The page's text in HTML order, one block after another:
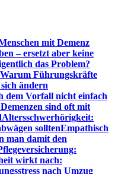
mit Demenz
– ersetzt aber keine
das Problem?
Führungskräfte
ändern
dem Vorfall nicht einfach
sind oft mit
Altersschwerhörigkeit:
solltenEmpathisch
man damit den
wirkt nach:
nach Umzug